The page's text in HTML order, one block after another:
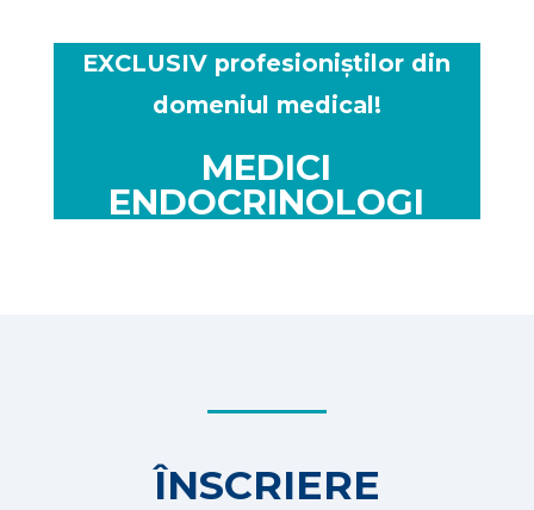
EXCLUSIV profesioniștilor din
domeniul medical!
MEDICI
ENDOCRINOLOGI
ÎNSCRIERE